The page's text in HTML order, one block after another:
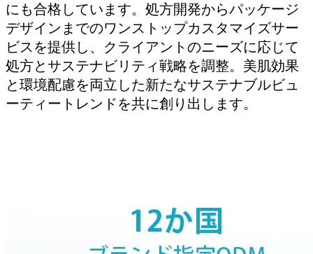
にも合格しています。処方開発からパッケージ
デザインまでのワンストップカスタマイズサー
ビスを提供し、クライアントのニーズに応じて
処方とサステナビリティ戦略を調整。美肌効果
と環境配慮を両立した新たなサステナブルビュ
ーティートレンドを共に創り出します。